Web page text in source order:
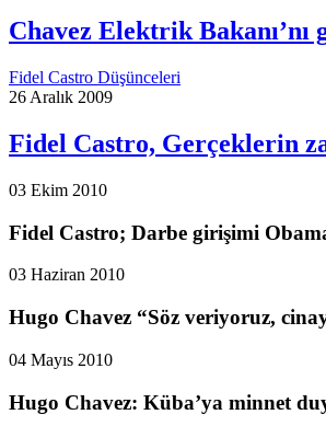
Chavez Elektrik Bakanı’nı
Fidel Castro Düşünceleri
26 Aralık 2009
Fidel Castro, Gerçeklerin
03 Ekim 2010
Fidel Castro; Darbe girişimi
03 Haziran 2010
Hugo Chavez “Söz veriyoruz,
04 Mayıs 2010
Hugo Chavez: Küba’ya minnet